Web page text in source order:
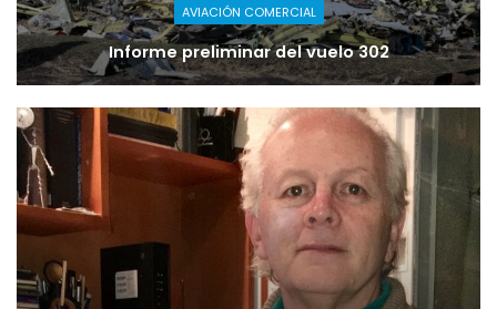
AVIACIÓN COMERCIAL
Informe preliminar del vuelo 302